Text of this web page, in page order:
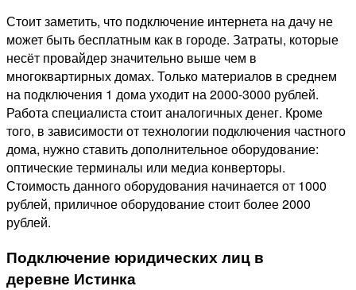
Стоит заметить, что подключение интернета на дачу не
может быть бесплатным как в городе. Затраты, которые
несёт провайдер значительно выше чем в
многоквартирных домах. Только материалов в среднем
на подключения 1 дома уходит на 2000-3000 рублей.
Работа специалиста стоит аналогичных денег. Кроме
того, в зависимости от технологии подключения частного
дома, нужно ставить дополнительное оборудование:
оптические терминалы или медиа конверторы.
Стоимость данного оборудования начинается от 1000
рублей, приличное оборудование стоит более 2000
рублей.
Подключение юридических лиц в
деревне Истинка